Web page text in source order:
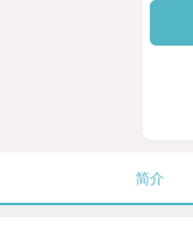
简介